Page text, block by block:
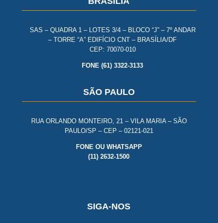
SAS – QUADRA 1 – LOTES 3/4 – BLOCO “J” – 7º ANDAR
– TORRE “A” EDIFÍCIO CNT – BRASÍLIA/DF
CEP: 70070-010
FONE (61) 3322-3133
SÃO PAULO
RUA ORLANDO MONTEIRO, 21 – VILA MARIA – SÃO
PAULO/SP – CEP – 02121-021
FONE OU WHATSAPP
(11) 2632-1500
SIGA-NOS